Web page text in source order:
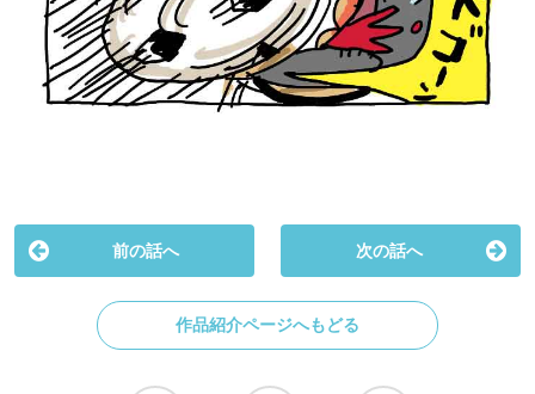
前の話へ 次の話へ
作品紹介ページへもどる